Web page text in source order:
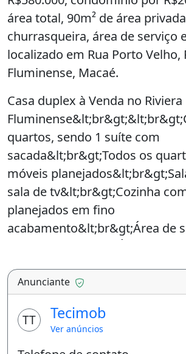
área total, 90m² de área
churrasqueira, área de serviço
localizado em Rua Porto Velho,
Fluminense, Macaé.
Casa duplex à Venda no Riviera
quartos, sendo 1 suíte com
sacada&lt;br&gt;Todos os
móveis
sala de tv&lt;br&gt;Cozinha
planejados em fino
acabamento&lt;br&gt;Área de
de garagem
privilegiada, próximo a padaria
facilidade de acesso ás
Anunciante
TT Tecimob
Ver anúncios